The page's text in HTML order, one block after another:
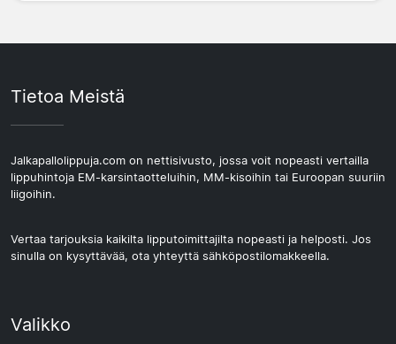
Tietoa Meistä
Jalkapallolippuja.com on nettisivusto, jossa voit nopeasti vertailla
lippuhintoja EM-karsintaotteluihin, MM-kisoihin tai Euroopan suuriin
liigoihin.
Vertaa tarjouksia kaikilta lipputoimittajilta nopeasti ja helposti. Jos
sinulla on kysyttävää, ota yhteyttä sähköpostilomakkeella.
Valikko